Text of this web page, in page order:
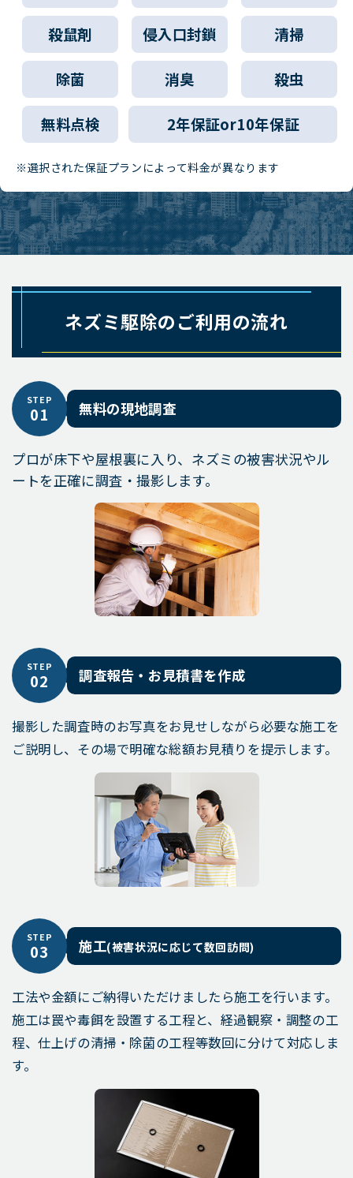
殺鼠剤 侵入口封鎖 清掃
除菌 消臭 殺虫
無料点検 2年保証or10年保証
※選択された保証プランによって料金が異なります
ネズミ駆除のご利用の流れ
STEP
01 無料の現地調査
プロが床下や屋根裏に入り、ネズミの被害状況やル
ートを正確に調査・撮影します。
STEP
02 調査報告・お見積書を作成
撮影した調査時のお写真をお見せしながら必要な施工を
ご説明し、その場で明確な総額お見積りを提示します。
STEP
03 施工(被害状況に応じて数回訪問)
工法や金額にご納得いただけましたら施工を行います。
施工は罠や毒餌を設置する工程と、経過観察・調整の工
程、仕上げの清掃・除菌の工程等数回に分けて対応しま
す。